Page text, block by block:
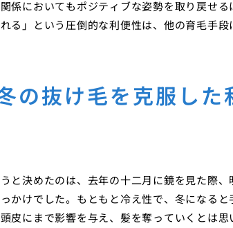
係においてもポジティブな姿勢を取り戻せ
る」という圧倒的な利便性は、他の育毛手
の抜け毛を克服した
と決めたのは、去年の十二月に鏡を見た際
かけでした。もともと冷え性で、冬になる
皮にまで影響を与え、髪を奪っていくとは